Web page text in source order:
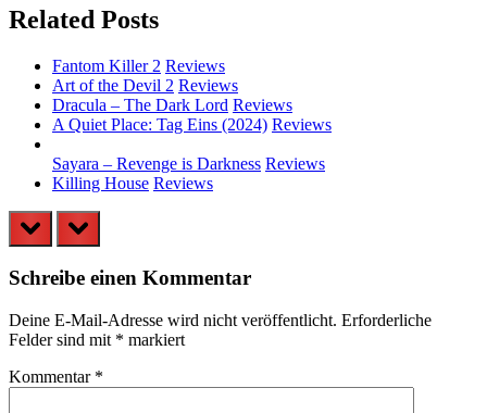
Related Posts
Fantom Killer 2 Reviews
Art of the Devil 2 Reviews
Dracula – The Dark Lord Reviews
A Quiet Place: Tag Eins (2024) Reviews
Sayara – Revenge is Darkness Reviews
Killing House Reviews
prev next
Schreibe einen Kommentar
Deine E-Mail-Adresse wird nicht veröffentlicht. Erforderliche
Felder sind mit * markiert
Kommentar *